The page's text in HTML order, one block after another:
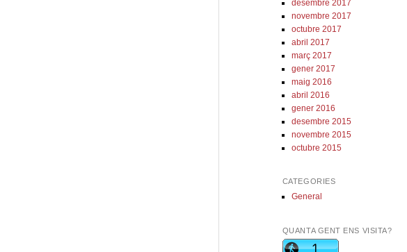
desembre 2017
novembre 2017
octubre 2017
abril 2017
març 2017
gener 2017
maig 2016
abril 2016
gener 2016
desembre 2015
novembre 2015
octubre 2015
CATEGORIES
General
QUANTA GENT ENS VISITA?